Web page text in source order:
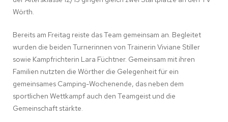
Wörth.
Bereits am Freitag reiste das Team gemeinsam an. Begleitet
wurden die beiden Turnerinnen von Trainerin Viviane Stiller
sowie Kampfrichterin Lara Füchtner. Gemeinsam mit ihren
Familien nutzten die Wörther die Gelegenheit für ein
gemeinsames Camping-Wochenende, das neben dem
sportlichen Wettkampf auch den Teamgeist und die
Gemeinschaft stärkte.